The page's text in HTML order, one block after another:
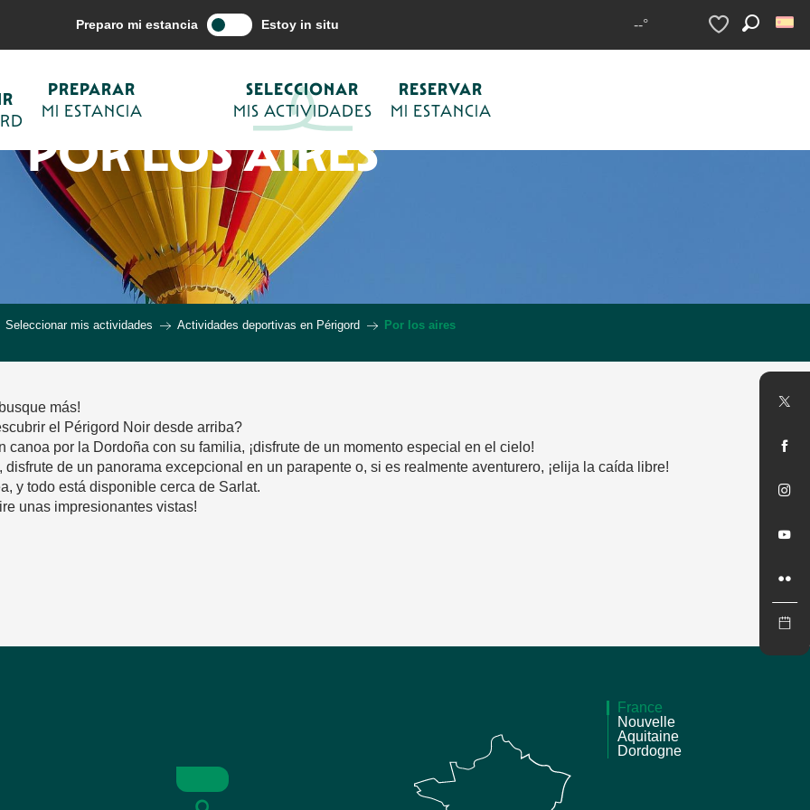
Preparo mi estancia Estoy in situ --°
Voir les favoris
PREPARAR
MI ESTANCIA
SELECCIONAR
MIS ACTIVIDADES
RESERVAR
MI ESTANCIA
POR LOS AIRES
Seleccionar mis actividades Actividades deportivas en Périgord Por los aires
más!
el Périgord Noir desde arriba?
por la Dordoña con su familia, ¡disfrute de un momento especial en el cielo!
de un panorama excepcional en un parapente o, si es realmente aventurero, ¡elija la caída libre!
y todo está disponible cerca de Sarlat.
unas impresionantes vistas!
France
Nouvelle
Aquitaine
Dordogne